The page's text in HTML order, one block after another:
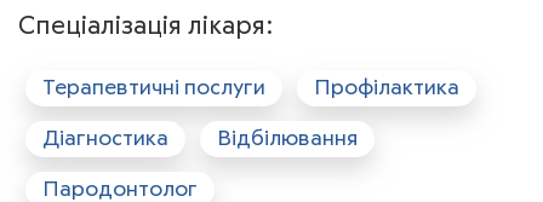
Спеціалізація лікаря:
Терапевтичні послуги Профілактика
Діагностика Відбілювання
Пародонтолог